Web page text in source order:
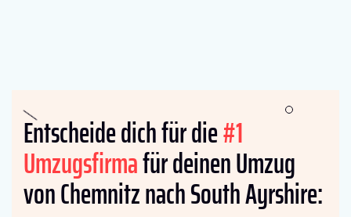
Entscheide dich für die#1
Umzugsfirmafür deinen Umzug
von Chemnitz nach South Ayrshire: